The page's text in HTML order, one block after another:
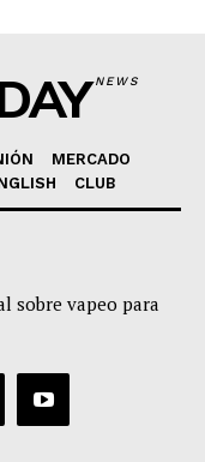
NEWS
MERCADO
CLUB
sobre vapeo para